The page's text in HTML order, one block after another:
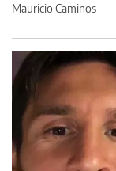
Mauricio Caminos